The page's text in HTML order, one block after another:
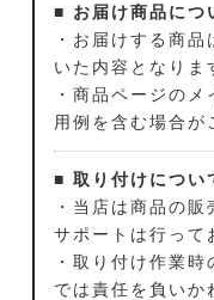
■ お届け商品につ
・お届けする商
いた内容となりま
・商品ページの
用例を含む場合が
■ 取り付けについ
・当店は商品の
サポートは行って
・取り付け作業
では責任を負いか